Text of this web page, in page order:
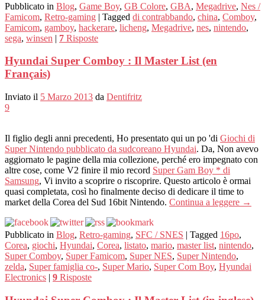
Pubblicato in Blog, Game Boy, GB Colore, GBA, Megadrive, Nes /
Famicom, Retro-gaming | Tagged di contrabbando, china, Comboy,
Famicom, gamboy, hackerare, licheng, Megadrive, nes, nintendo,
sega, winsen | 7 Risposte
Hyundai Super Comboy : Il Master List (en
Français)
Inviato il 5 Marzo 2013 da Dentifritz
9
Il figlio degli anni precedenti, Ho presentato qui un po 'di Giochi di
Super Nintendo pubblicato da sudcoreano Hyundai. Da, Non avevo
aggiornato le pagine della mia collezione, perché ero impegnato con
altre cose, come V2 finire il mio record Super Gam Boy * di
Samsung, Vi invito a scoprire o riscoprire. Questo articolo è ormai
quasi completata, così ho finalmente deciso di dedicare il time to
market della Corea del Sud 16bit Nintendo. Continua a leggere →
Pubblicato in Blog, Retro-gaming, SFC / SNES | Tagged 16po,
Corea, giochi, Hyundai, Corea, listato, mario, master list, nintendo,
Super Comboy, Super Famicom, Super NES, Super Nintendo,
zelda, Super famiglia co-, Super Mario, Super Com Boy, Hyundai
Electronics | 9 Risposte